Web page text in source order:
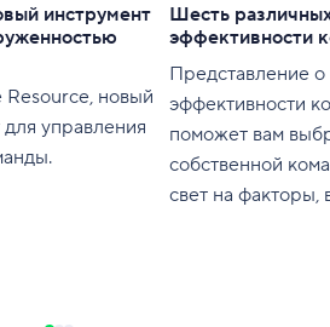
инструмент
новый
управления
Шесть
эффективности
Представление
эффективности
поможет вам
собственной
свет на